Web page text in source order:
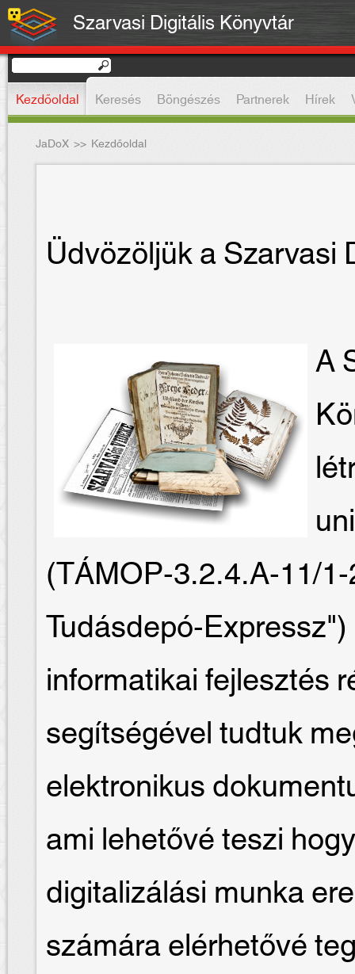
Szarvasi Digitális Könyvtár
Kezdőoldal Keresés Böngészés Partnerek Hírek
JaDoX >> Kezdőoldal
Üdvözöljük a Szarvasi
A
(TÁMOP-3.2.4.A-11/
Tudásdepó-
informatikai fejlesztés
segítségével tudtuk
elektronikus
ami lehetővé teszi
digitalizálási munka
számára elérhetővé